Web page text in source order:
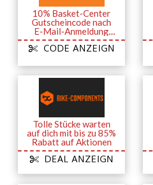
10% Basket-Center
Gutscheincode nach
E-Mail-Anmeldung
zum Newsletter
CODE ANZEIGN
Tolle Stücke warten
auf dich mit bis zu 85%
Rabatt auf Aktionen
DEAL ANZEIGN